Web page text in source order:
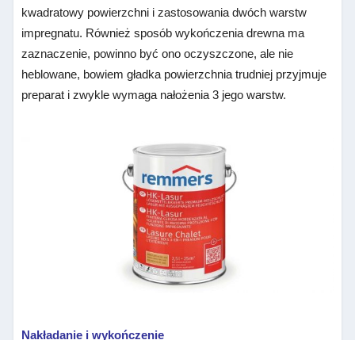
kwadratowy powierzchni i zastosowania dwóch warstw
impregnatu. Również sposób wykończenia drewna ma
zaznaczenie, powinno być ono oczyszczone, ale nie
heblowane, bowiem gładka powierzchnia trudniej przyjmuje
preparat i zwykle wymaga nałożenia 3 jego warstw.
Nakładanie i wykończenie